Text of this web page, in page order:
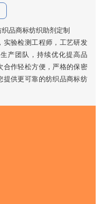
品商标纺织助剂定制
实验检测工程师，工艺研发
产团队，持续优化提高品
合作轻松方便，严格的保密
提供更可靠的纺织品商标纺